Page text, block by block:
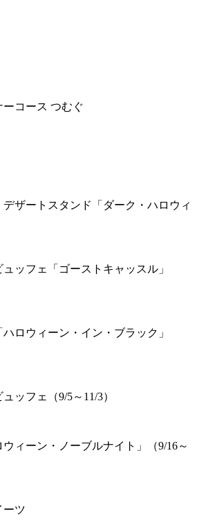
ーコース つむぐ
ザートスタンド「ダーク・ハロウィ
ッフェ「ゴーストキャッスル」
ロウィーン・イン・ブラック」
ッフェ（9/5～11/3）
ィーン・ノーブルナイト」（9/16～
ーツ